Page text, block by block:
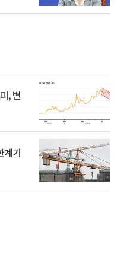
, 변
계기